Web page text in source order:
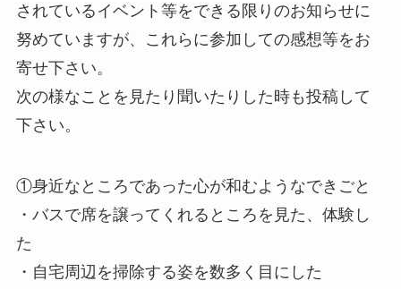
されているイベント等をできる限りのお知らせに
努めていますが、これらに参加しての感想等をお
寄せ下さい。
次の様なことを見たり聞いたりした時も投稿して
下さい。
①身近なところであった心が和むようなできごと
・バスで席を譲ってくれるところを見た、体験し
た
・自宅周辺を掃除する姿を数多く目にした